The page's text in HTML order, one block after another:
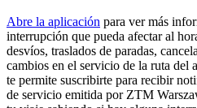
Abre la aplicación para ver más
interrupción que pueda afectar al
desvíos, traslados de paradas,
cambios en el servicio de la ruta del
te permite suscribirte para recibir
de servicio emitida por ZTM